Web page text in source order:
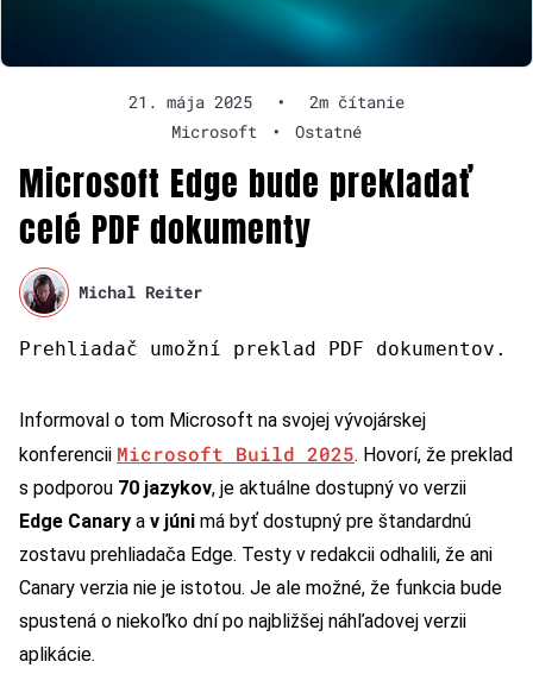
21. mája 2025 •
2m čítanie
Microsoft
• Ostatné
Microsoft Edge bude prekladať
celé PDF dokumenty
Michal Reiter
Prehliadač umožní preklad PDF dokumentov.
Informoval o tom Microsoft na svojej vývojárskej
konferencii Microsoft Build 2025. Hovorí, že preklad
s podporou 70 jazykov, je aktuálne dostupný vo verzii
Edge Canary a v júni má byť dostupný pre štandardnú
zostavu prehliadača Edge. Testy v redakcii odhalili, že ani
Canary verzia nie je istotou. Je ale možné, že funkcia bude
spustená o niekoľko dní po najbližšej náhľadovej verzii
aplikácie.